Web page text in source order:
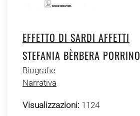
EFFETTO DI SARDI AFFETTI
STEFANIA BÈRBERA PORRINO
Biografie
Narrativa
Visualizzazioni: 1124